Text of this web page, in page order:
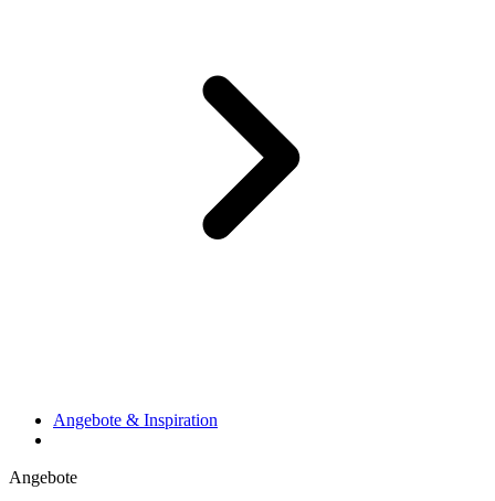
Angebote & Inspiration
Angebote